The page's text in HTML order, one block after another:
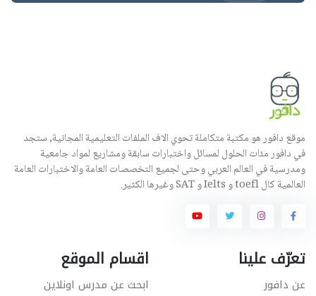
موقع دافور هو مكتبة متكاملة تحوي الاف الملفات التعليمية المجانية, ستجد
في دافور مئات الحلول لمسائل واختبارات سابقة ومشاريع لمواد جامعية
ومدرسية في العالم العربي وحتى لجميع التخصصات العامة والاختبارات العامة
العالمية كال toefl و Ielts و SAT وغيرها الكثير.
تعرّف علينا
عن دافور
اقسام الموقع
ابحث عن مدرس اونلاين